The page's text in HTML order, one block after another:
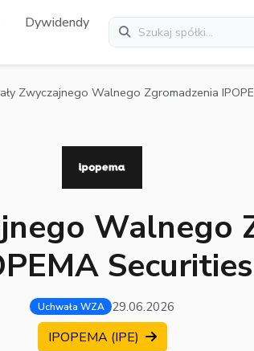
Dywidendy
Zwyczajnego Walnego Zgromadzenia
Walnego
Securities
Uchwała WZA 29.06.2026
IPOPEMA (IPE)